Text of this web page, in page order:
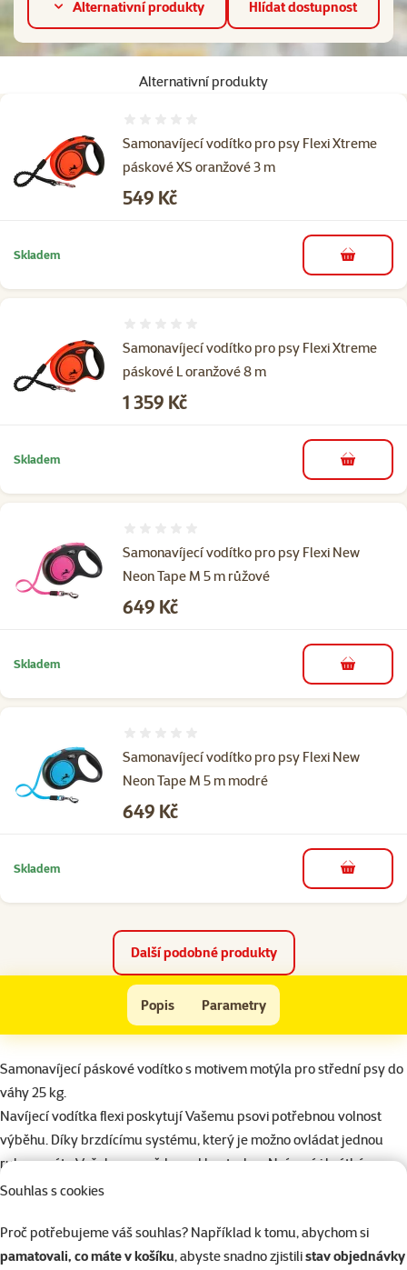
Souhlas s cookies
Proč potřebujeme váš souhlas? Například k tomu, abychom si
pamatovali, co máte v košíku, abyste snadno zjistilistav objednávky
Alternativní produkty Hlídat dostupnost
Alternativní produkty
Samonavíjecí vodítko pro psy Flexi Xtreme
páskové XS oranžové 3 m
Cena
549 Kč
Skladem do košíku
Samonavíjecí vodítko pro psy Flexi Xtreme
páskové L oranžové 8 m
Cena
1 359 Kč
Skladem do košíku
Samonavíjecí vodítko pro psy Flexi New
Neon Tape M 5 m růžové
Cena
649 Kč
Skladem do košíku
Samonavíjecí vodítko pro psy Flexi New
Neon Tape M 5 m modré
Cena
649 Kč
Skladem do košíku
Další podobné produkty
Vodítko FLEXI Glam motýl perleťově bílé M
Popis Parametry
Na začátek stránky
superzoo.product.detail.content
Samonavíjecí páskové vodítko s motivem motýla pro střední psy do
váhy 25 kg.
Navíjecí vodítka flexi poskytují Vašemu psovi potřebnou volnost
výběhu. Díky brzdícímu systému, který je možno ovládat jednou
rukou, máte Vašeho psa vždy pod kontrolou. Naíc má i krátké
blokování, jak dlouho budete tuto stopku držet, tak dlouho bude
Délka: 5 m.